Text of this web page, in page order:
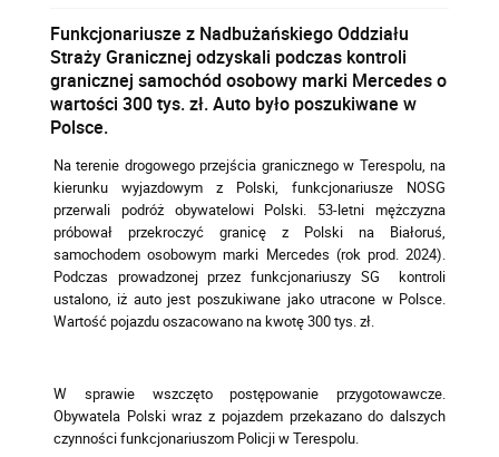
Funkcjonariusze z Nadbużańskiego Oddziału
Straży Granicznej odzyskali podczas kontroli
granicznej samochód osobowy marki Mercedes o
wartości 300 tys. zł. Auto było poszukiwane w
Polsce.
Na terenie drogowego przejścia granicznego w Terespolu, na
kierunku wyjazdowym z Polski, funkcjonariusze NOSG
przerwali podróż obywatelowi Polski. 53-letni mężczyzna
próbował przekroczyć granicę z Polski na Białoruś,
samochodem osobowym marki Mercedes (rok prod. 2024).
Podczas prowadzonej przez funkcjonariuszy SG kontroli
ustalono, iż auto jest poszukiwane jako utracone w Polsce.
Wartość pojazdu oszacowano na kwotę 300 tys. zł.
W sprawie wszczęto postępowanie przygotowawcze.
Obywatela Polski wraz z pojazdem przekazano do dalszych
czynności funkcjonariuszom Policji w Terespolu.